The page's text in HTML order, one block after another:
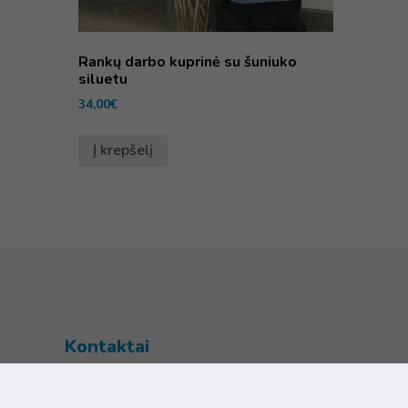
Rankų darbo kuprinė su šuniuko
siluetu
34,00€
Į krepšelį
Kontaktai